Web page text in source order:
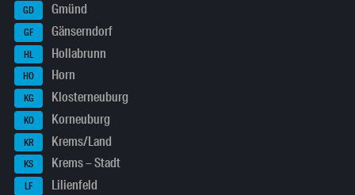
GD Gmünd
GF Gänserndorf
HL Hollabrunn
HO Horn
KG Klosterneuburg
KO Korneuburg
KR Krems/Land
KS Krems – Stadt
LF Lilienfeld